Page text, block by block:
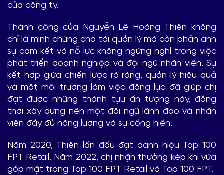
của công ty.
Thành công của Nguyễn Lê Hoàng Thiên không
chỉ là minh chứng cho tài quản lý mà còn phản ánh
sự cam kết và nỗ lực không ngừng nghỉ trong việc
phát triển doanh nghiệp và đội ngũ nhân viên. Sự
kết hợp giữa chiến lược rõ ràng, quản lý hiệu quả
và một môi trường làm việc động lực đã giúp chị
đạt được những thành tựu ấn tượng này, đồng
thời xây dựng nên một đội ngũ lãnh đạo và nhân
viên đầy đủ năng lượng và sự cống hiến.
Năm 2020, Thiên lần đầu đạt danh hiệu Top 100
FPT Retail. Năm 2022, chị nhận thưởng kép khi vừa
góp mặt trong Top 100 FPT Retail và Top 100 FPT.